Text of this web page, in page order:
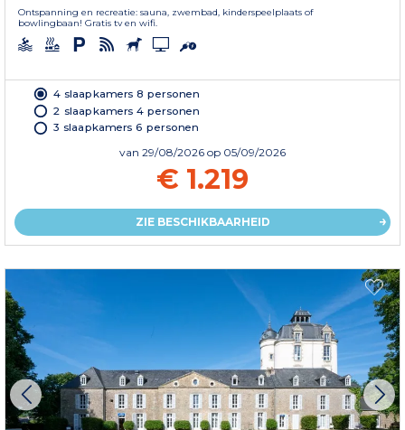
Ontspanning en recreatie: sauna, zwembad, kinderspeelplaats of
bowlingbaan! Gratis tv en wifi.
4 slaapkamers 8 personen
2 slaapkamers 4 personen
3 slaapkamers 6 personen
van 29/08/2026 op 05/09/2026
€ 1.219
ZIE BESCHIKBAARHEID